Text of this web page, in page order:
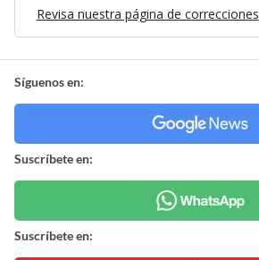
Revisa nuestra página de correcciones
Síguenos en:
Suscríbete en:
Suscríbete en: